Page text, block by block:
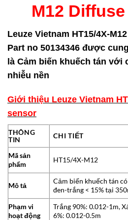
M12
Leuze Vietnam HT15/4X-
Part no 50134346 được
là Cảm biến khuếch tán với
nhiễu nền
Giới thiệu Leuze Vietnam
sensor
THÔNG
TIN
CHI TIẾT
Mã sản
phẩm
HT15/4X-M12
Mô tả
Cảm biến khuếch tán
đen-trắng < 15% tại
Phạm vi
hoạt động
Trắng 90%: 0.012-1m,
6%: 0.012-0.5m